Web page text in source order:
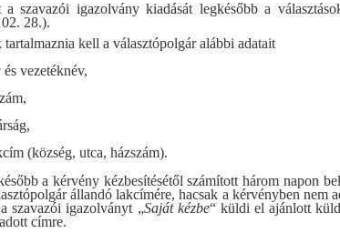
a szavazói igazolvány kiadását legkésőbb a
28.).
kell a választópolgár alábbi adatait
vezetéknév,
(község, utca, házszám).
a kérvény kézbesítésétől számított három napon
állandó lakcímére, hacsak a kérvényben nem
szavazói igazolványt „Saját kézbe“ küldi el ajánlott
címre.